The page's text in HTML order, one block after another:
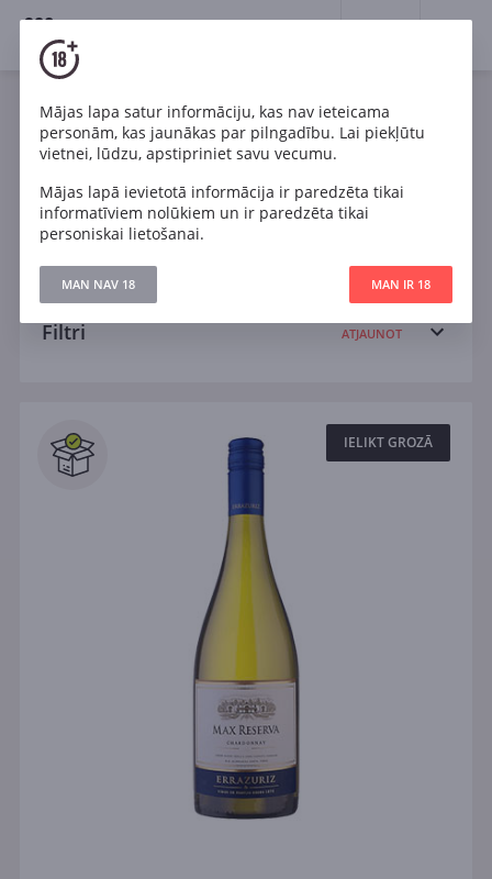
18+
Čīle Cabernet Sauvignon Malbec
Pinot Noir Sauvignon Blanc Shiraz
Sauss Pussauss
Filtri ATJAUNOT
Visi IELIKT GROZĀ
Mājas lapa satur informāciju, kas nav ieteicama
personām, kas jaunākas par pilngadību. Lai piekļūtu
vietnei, lūdzu, apstipriniet savu vecumu.
Mājas lapā ievietotā informācija ir paredzēta tikai
informatīviem nolūkiem un ir paredzēta tikai
personiskai lietošanai.
MAN NAV 18 MAN IR 18